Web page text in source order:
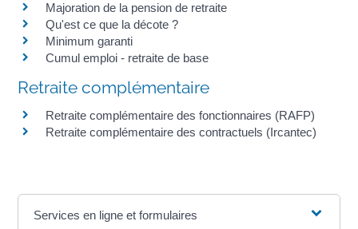
Majoration de la pension de retraite
Qu'est ce que la décote ?
Minimum garanti
Cumul emploi - retraite de base
Retraite complémentaire
Retraite complémentaire des fonctionnaires (RAFP)
Retraite complémentaire des contractuels (Ircantec)
Services en ligne et formulaires